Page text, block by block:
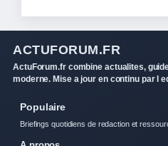
ACTUFORUM.FR
ActuForum.fr combine actualites,
moderne. Mise a jour en continu par l
Populaire
Briefings quotidiens de redaction et